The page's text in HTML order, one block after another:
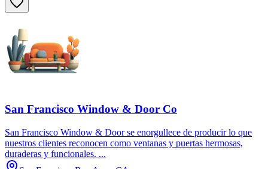
San Francisco Window & Door Co
San Francisco Window & Door se enorgullece de producir lo que
nuestros clientes reconocen como ventanas y puertas hermosas,
duraderas y funcionales. ...